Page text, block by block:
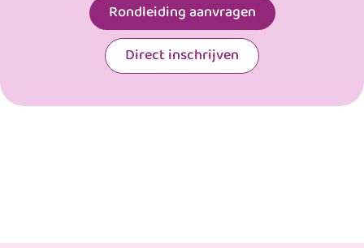
Rondleiding aanvragen
Direct inschrijven